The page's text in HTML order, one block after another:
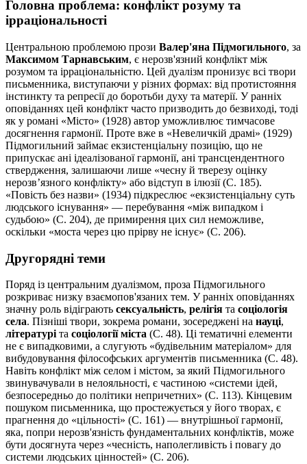
Головна проблема: конфлікт розуму та
ірраціональності
Центральною проблемою прози Валер'яна Підмогильного, за
Максимом Тарнавським, є нерозв'язний конфлікт між
розумом та ірраціональністю. Цей дуалізм пронизує всі твори
письменника, виступаючи у різних формах: від протистояння
інстинкту та репресії до боротьби духу та матерії. У ранніх
оповіданнях цей конфлікт часто призводить до безвиході, тоді
як у романі «Місто» (1928) автор уможливлює тимчасове
досягнення гармонії. Проте вже в «Невеличкій драмі» (1929)
Підмогильний займає екзистенціальну позицію, що не
припускає ані ідеалізованої гармонії, ані трансцендентного
ствердження, залишаючи лише «чесну й тверезу оцінку
нерозв’язного конфлікту» або відступ в ілюзії (С. 185).
«Повість без назви» (1934) підкреслює «екзистенціальну суть
людського існування» — перебування «між випадком і
судьбою» (С. 204), де примирення цих сил неможливе,
оскільки «моста через цю прірву не існує» (С. 206).
Другорядні теми
Поряд із центральним дуалізмом, проза Підмогильного
розкриває низку взаємопов'язаних тем. У ранніх оповіданнях
значну роль відіграють сексуальність, релігія та соціологія
села. Пізніші твори, зокрема романи, зосереджені на науці,
літературі та соціології міста (С. 48). Ці тематичні елементи
не є випадковими, а слугують «будівельним матеріалом» для
вибудовування філософських аргументів письменника (С. 48).
Навіть конфлікт між селом і містом, за який Підмогильного
звинувачували в нелояльності, є частиною «системи ідей,
безпосередньо до політики непричетних» (С. 113). Кінцевим
пошуком письменника, що простежується у його творах, є
прагнення до «цільності» (С. 161) — внутрішньої гармонії,
яка, попри нерозв'язність фундаментальних конфліктів, може
бути досягнута через «чесність, наполегливість і повагу до
системи людських цінностей» (С. 206).